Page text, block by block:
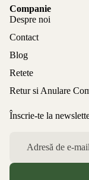
Companie
Despre noi
Contact
Blog
Retete
Retur si Anulare
Înscrie-te la
Politica de